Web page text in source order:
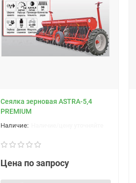
Cеялка зерновая ASTRA-5,4
PREMIUM
Цена по запросу